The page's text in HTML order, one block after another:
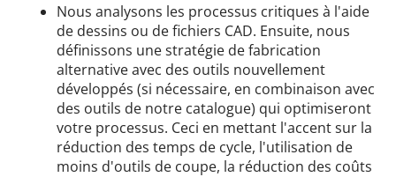
Nous analysons les processus critiques à l'aide
de dessins ou de fichiers CAD. Ensuite, nous
définissons une stratégie de fabrication
alternative avec des outils nouvellement
développés (si nécessaire, en combinaison avec
des outils de notre catalogue) qui optimiseront
votre processus. Ceci en mettant l'accent sur la
réduction des temps de cycle, l'utilisation de
moins d'outils de coupe, la réduction des coûts